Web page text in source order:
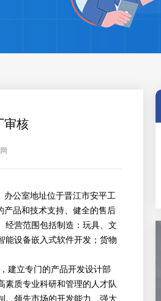
审核
公室地址位于晋江市安平工
品和技术支持、健全的售后
经营范围包括制造：玩具、文
能设备嵌入式软件开发；货物
建立专门的产品开发设计部
素质专业科研和管理的人才队
。领先市场的开发能力、强大